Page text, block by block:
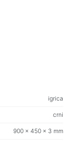
igrica
crni
900 x 450 x 3 mm